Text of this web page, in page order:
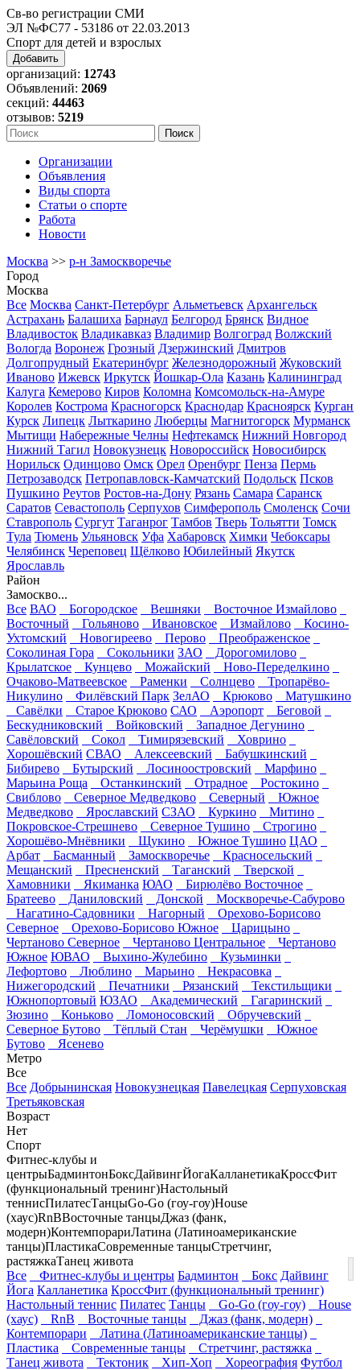
Св-во регистрации СМИ
ЭЛ №ФС77 - 53186 от 22.03.2013
Спорт для детей и взрослых
Добавить
организаций: 12743
Объявлений: 2069
секций: 44463
отзывов: 5219
Организации
Объявления
Виды спорта
Статьи о спорте
Работа
Новости
Москва >> р-н Замоскворечье
Город
Москва
Все Москва Санкт-Петербург Альметьевск Архангельск
Астрахань Балашиха Барнаул Белгород Брянск Видное
Владивосток Владикавказ Владимир Волгоград Волжский
Вологда Воронеж Грозный Дзержинский Дмитров
Долгопрудный Екатеринбург Железнодорожный Жуковский
Иваново Ижевск Иркутск Йошкар-Ола Казань Калининград
Калуга Кемерово Киров Коломна Комсомольск-на-Амуре
Королев Кострома Красногорск Краснодар Красноярск Курган
Курск Липецк Лыткарино Люберцы Магнитогорск Мурманск
Мытищи Набережные Челны Нефтекамск Нижний Новгород
Нижний Тагил Новокузнецк Новороссийск Новосибирск
Норильск Одинцово Омск Орел Оренбург Пенза Пермь
Петрозаводск Петропавловск-Камчатский Подольск Псков
Пушкино Реутов Ростов-на-Дону Рязань Самара Саранск
Саратов Севастополь Серпухов Симферополь Смоленск Сочи
Ставрополь Сургут Таганрог Тамбов Тверь Тольятти Томск
Тула Тюмень Ульяновск Уфа Хабаровск Химки Чебоксары
Челябинск Череповец Щёлково Юбилейный Якутск
Ярославль
Район
Замоскво...
Все ВАО Богородское Вешняки
Восточное Измайлово
Восточный
Гольяново Ивановское Измайлово
Косино-
Ухтомский
Новогиреево Перово
Преображенское
Соколиная Гора
Сокольники ЗАО
Дорогомилово
Крылатское
Кунцево Можайский
Ново-Переделкино
Очаково-Матвеевское
Раменки Солнцево
Тропарёво-
Никулино
Филёвский Парк ЗелАО Крюково
Матушкино
Савёлки
Старое Крюково САО Аэропорт
Беговой
Бескудниковский
Войковский
Западное Дегунино
Савёловский
Сокол Тимирязевский
Ховрино
Хорошёвский СВАО Алексеевский
Бабушкинский
Бибирево
Бутырский Лосиноостровский
Марфино
Марьина Роща
Останкинский Отрадное
Ростокино
Свиблово
Северное Медведково Северный
Южное
Медведково
Ярославский СЗАО Куркино
Митино
Покровское-Стрешнево
Северное Тушино
Строгино
Хорошёво-Мнёвники
Щукино Южное Тушино ЦАО
Арбат
Басманный Замоскворечье
Красносельский
Мещанский
Пресненский Таганский
Тверской
Хамовники
Якиманка ЮАО
Бирюлёво Восточное
Братеево
Даниловский Донской
Москворечье-Сабурово
Нагатино-Садовники
Нагорный
Орехово-Борисово
Северное
Орехово-Борисово Южное
Царицыно
Чертаново Северное
Чертаново Центральное
Чертаново
Южное ЮВАО Выхино-Жулебино
Кузьминки
Лефортово
Люблино Марьино
Некрасовка
Нижегородский
Печатники Рязанский
Текстильщики
Южнопортовый ЮЗАО Академический
Гагаринский
Зюзино
Коньково Ломоносовский
Обручевский
Северное Бутово
Тёплый Стан Черёмушки
Южное
Бутово
Ясенево
Метро
Все
Все Добрынинская Новокузнецкая Павелецкая Серпуховская
Третьяковская
Возраст
Нет
Спорт
Фитнес-клубы и
центрыБадминтонБоксДайвингЙогаКалланетикаКроссФит
(функциональный тренинг)Настольный
теннисПилатесТанцыGo-Go (гоу-гоу)House
(хаус)RnBВосточные танцыДжаз (фанк,
модерн)КонтемпорариЛатина (Латиноамериканские
танцы)ПластикаСовременные танцыСтретчинг,
растяжкаТанец живота
Все
Фитнес-клубы и центры Бадминтон Бокс Дайвинг
Йога Калланетика КроссФит (функциональный тренинг)
Настольный теннис Пилатес Танцы Go-Go (гоу-гоу)
House
(хаус)
RnB Восточные танцы
Джаз (фанк, модерн)
Контемпорари
Латина (Латиноамериканские танцы)
Пластика
Современные танцы
Стретчинг, растяжка
Танец живота
Тектоник Хип-Хоп Хореография Футбол